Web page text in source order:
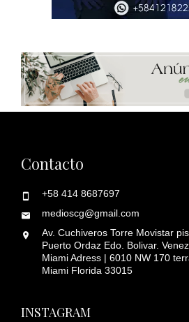
Contacto
+58 414 8687697
medioscg@gmail.com
Av. Cuchiveros Torre Movistar
Puerto Ordaz Edo. Bolivar.
Miami Adress | 6010 NW 170
Miami Florida 33015
INSTAGRAM